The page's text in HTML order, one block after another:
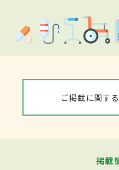
ご掲載に関す
掲載